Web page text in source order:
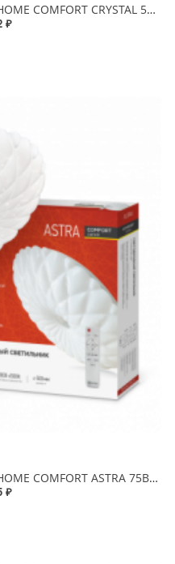
Светильник светодиодный IN HOME COMFORT CRYSTAL 55Вт 230В 3000-6500K 4400Лм 400x100мм с пультом ДУ
₽
Светильник светодиодный IN HOME COMFORT ASTRA 75Вт 230В 3000-6500K 6000Лм 500x100мм с пультом ДУ
₽